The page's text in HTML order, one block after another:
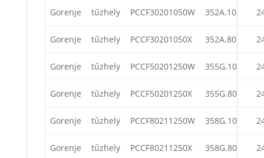
Gorenje tűzhely PCCF30201050W 352A.10
Gorenje tűzhely PCCF30201050X 352A.80
Gorenje tűzhely PCCF50201250W 355G.10
Gorenje tűzhely PCCF50201250X 355G.80
Gorenje tűzhely PCCF80211250W 358G.10
Gorenje tűzhely PCCF80211250X 358G.80